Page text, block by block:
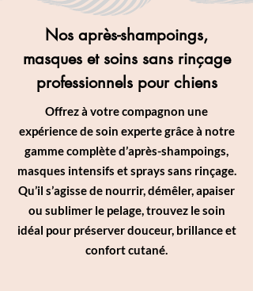
Nos après-shampoings,
masques et soins sans rinçage
professionnels pour chiens
Offrez à votre compagnon une
expérience de soin experte grâce à notre
gamme complète d’après-shampoings,
masques intensifs et sprays sans rinçage.
Qu’il s’agisse de nourrir, démêler, apaiser
ou sublimer le pelage, trouvez le soin
idéal pour préserver douceur, brillance et
confort cutané.